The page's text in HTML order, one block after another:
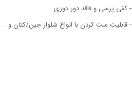
- کفی پرسی و فاقد دور دوزی
- قابلیت ست کردن با انواع شلوار جین/کتان و ...